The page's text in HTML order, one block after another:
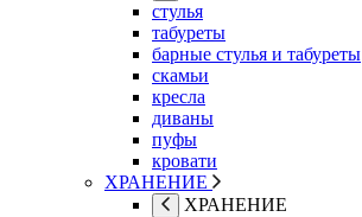
стулья
табуреты
барные стулья и табуреты
скамьи
кресла
диваны
пуфы
кровати
ХРАНЕНИЕ
ХРАНЕНИЕ